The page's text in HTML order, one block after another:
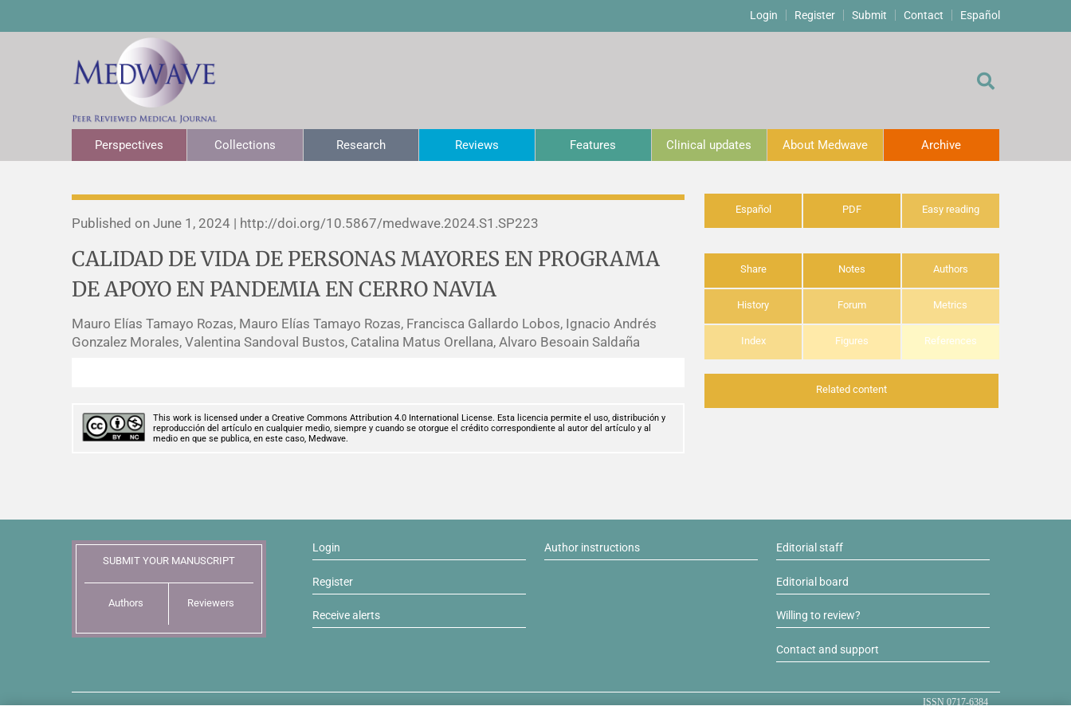
Login Register Submit Contact Español
Perspectives Collections Research Reviews Features Clinical updates About Medwave Archive
Published on June 1, 2024 | http://doi.org/10.5867/medwave.2024.S1.SP223
CALIDAD DE VIDA DE PERSONAS MAYORES EN PROGRAMA
DE APOYO EN PANDEMIA EN CERRO NAVIA
Mauro Elías Tamayo Rozas, Mauro Elías Tamayo Rozas, Francisca Gallardo Lobos, Ignacio Andrés
Gonzalez Morales, Valentina Sandoval Bustos, Catalina Matus Orellana, Alvaro Besoain Saldaña
This work is licensed under a Creative Commons Attribution 4.0 International License. Esta licencia permite el uso, distribución y
reproducción del artículo en cualquier medio, siempre y cuando se otorgue el crédito correspondiente al autor del artículo y al
medio en que se publica, en este caso, Medwave.
Español PDF Easy reading
Share Notes Authors
History Forum Metrics
Index Figures References
Related content
SUBMIT YOUR MANUSCRIPT
Authors Reviewers
Login
Register
Receive alerts
Author instructions Editorial staff
Editorial board
Willing to review?
Contact and support
ISSN 0717-6384